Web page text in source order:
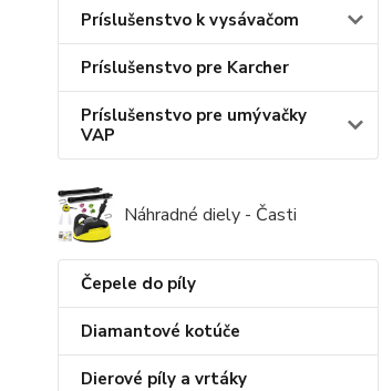
Príslušenstvo k vysávačom
Príslušenstvo pre Karcher
Príslušenstvo pre umývačky
VAP
Náhradné diely - Časti
Čepele do píly
Diamantové kotúče
Dierové píly a vrtáky